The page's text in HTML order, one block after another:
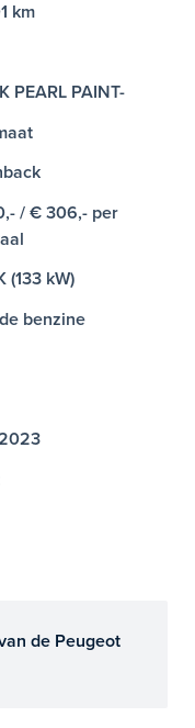
km
PEARL PAINT-
/ € 306,- per
(133 kW)
benzine
de Peugeot